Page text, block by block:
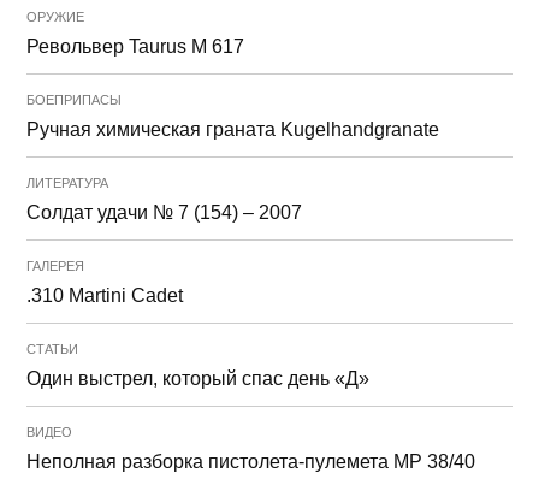
ОРУЖИЕ
Револьвер Taurus M 617
БОЕПРИПАСЫ
Ручная химическая граната Kugelhandgranate
ЛИТЕРАТУРА
Солдат удачи № 7 (154) – 2007
ГАЛЕРЕЯ
.310 Martini Cadet
СТАТЬИ
Один выстрел, который спас день «Д»
ВИДЕО
Неполная разборка пистолета-пулемета MP 38/40